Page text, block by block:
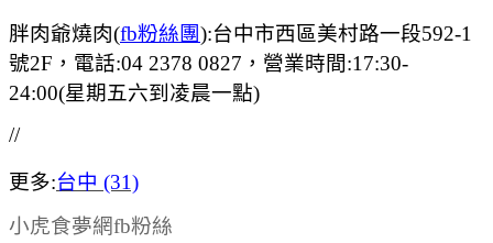
胖肉爺燒肉(fb粉絲團):台中市西區美村路一段592-1
號2F，電話:04 2378 0827，營業時間:17:30-
24:00(星期五六到凌晨一點)
//
更多:台中 (31)
小虎食夢網fb粉絲